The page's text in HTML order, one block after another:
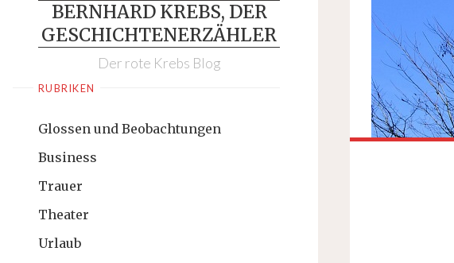
BERNHARD KREBS, DER
GESCHICHTENERZÄHLER
Der rote Krebs Blog
RUBRIKEN
Glossen und Beobachtungen
Business
Trauer
Theater
Urlaub